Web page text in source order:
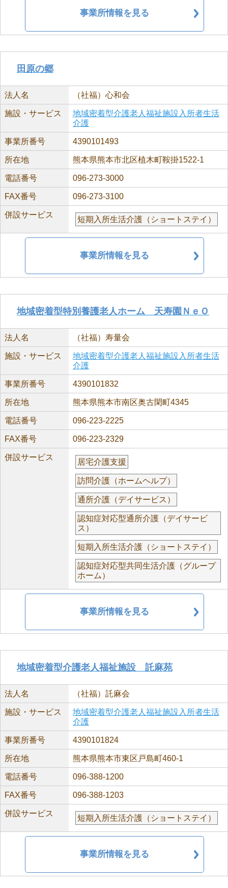
事業所情報を見る
田原の郷
法人名 （社福）心和会
施設・サービス
地域密着型介護老人福祉施設入所者生活
介護
事業所番号 4390101493
所在地 熊本県熊本市北区植木町鞍掛1522-1
電話番号 096-273-3000
FAX番号 096-273-3100
併設サービス
短期入所生活介護（ショートステイ）
事業所情報を見る
地域密着型特別養護老人ホーム 天寿園ＮｅＯ
法人名 （社福）寿量会
施設・サービス
地域密着型介護老人福祉施設入所者生活
介護
事業所番号 4390101832
所在地 熊本県熊本市南区奥古閑町4345
電話番号 096-223-2225
FAX番号 096-223-2329
併設サービス
居宅介護支援
訪問介護（ホームヘルプ）
通所介護（デイサービス）
認知症対応型通所介護（デイサービ
ス）
短期入所生活介護（ショートステイ）
認知症対応型共同生活介護（グループ
ホーム）
事業所情報を見る
地域密着型介護老人福祉施設 託麻苑
法人名 （社福）託麻会
施設・サービス
地域密着型介護老人福祉施設入所者生活
介護
事業所番号 4390101824
所在地 熊本県熊本市東区戸島町460-1
電話番号 096-388-1200
FAX番号 096-388-1203
併設サービス
短期入所生活介護（ショートステイ）
事業所情報を見る